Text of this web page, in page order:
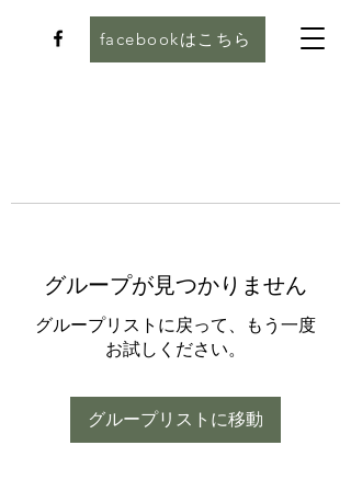
facebookはこちら
グループが見つかりません
グループリストに戻って、もう一度
お試しください。
グループリストに移動